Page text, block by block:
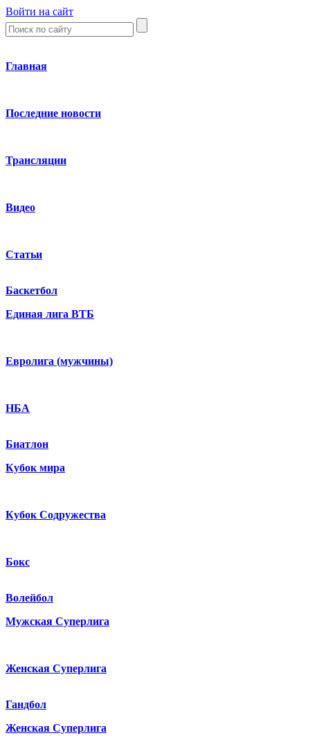
Войти на сайт
Главная
Последние новости
Трансляции
Видео
Статьи
Баскетбол
Единая лига ВТБ
Евролига (мужчины)
НБА
Биатлон
Кубок мира
Кубок Содружества
Бокс
Волейбол
Мужская Суперлига
Женская Суперлига
Гандбол
Женская Суперлига